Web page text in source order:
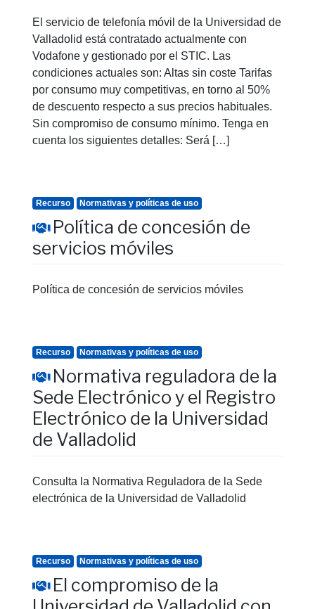
El servicio de telefonía móvil de la Universidad de
Valladolid está contratado actualmente con
Vodafone y gestionado por el STIC. Las
condiciones actuales son: Altas sin coste Tarifas
por consumo muy competitivas, en torno al 50%
de descuento respecto a sus precios habituales.
Sin compromiso de consumo mínimo. Tenga en
cuenta los siguientes detalles: Será […]
Recurso Normativas y políticas de uso
Política de concesión de
servicios móviles
Política de concesión de servicios móviles
Recurso Normativas y políticas de uso
Normativa reguladora de la
Sede Electrónico y el Registro
Electrónico de la Universidad
de Valladolid
Consulta la Normativa Reguladora de la Sede
electrónica de la Universidad de Valladolid
Recurso Normativas y políticas de uso
El compromiso de la